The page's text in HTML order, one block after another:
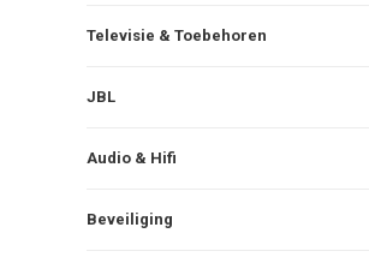
Televisie & Toebehoren
JBL
Audio & Hifi
Beveiliging